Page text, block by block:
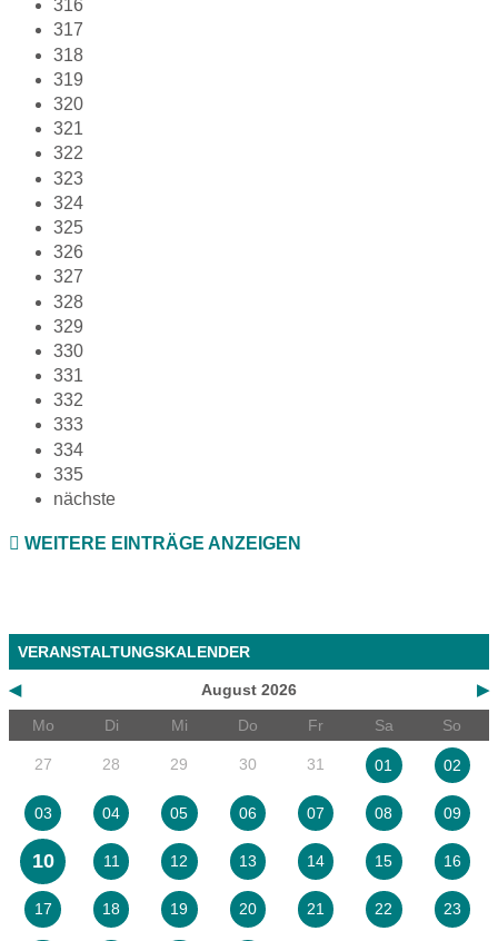
316
317
318
319
320
321
322
323
324
325
326
327
328
329
330
331
332
333
334
335
nächste
WEITERE EINTRÄGE ANZEIGEN
VERANSTALTUNGSKALENDER
◀ ▶
August 2026
Mo
Di Mi Do Fr Sa So
27 28 29 30 31 01 02
03 04 05 06 07 08 09
10 11 12 13 14 15 16
17 18 19 20 21 22 23